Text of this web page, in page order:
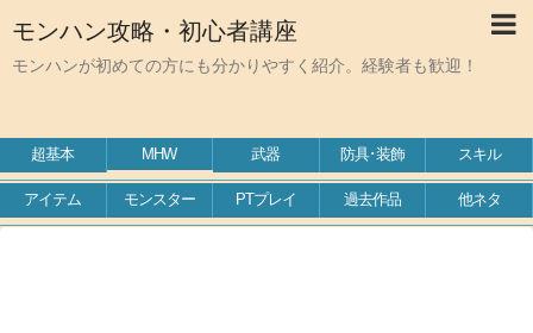
モンハン攻略・初心者講座
モンハンが初めての方にも分かりやすく紹介。経験者も歓迎！
超基本 MHW 武器 防具･装飾 スキル
アイテム モンスター PTプレイ 過去作品 他ネタ